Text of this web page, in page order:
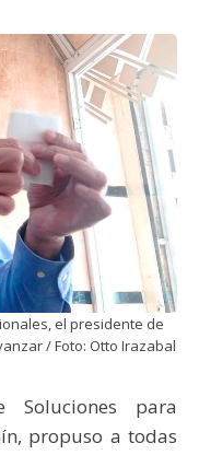
el presidente de
/ Foto: Otto Irazabal
Soluciones para
propuso a todas